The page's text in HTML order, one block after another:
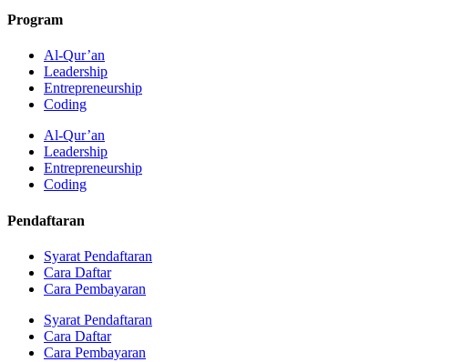
Program
Al-Qur’an
Leadership
Entrepreneurship
Coding
Al-Qur’an
Leadership
Entrepreneurship
Coding
Pendaftaran
Syarat Pendaftaran
Cara Daftar
Cara Pembayaran
Syarat Pendaftaran
Cara Daftar
Cara Pembayaran